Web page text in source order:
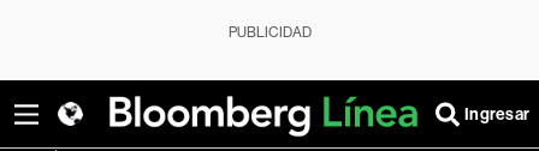
PUBLICIDAD
Ingresar